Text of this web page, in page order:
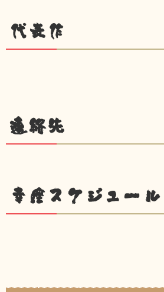
代表作
連絡先
幸座スケジュール